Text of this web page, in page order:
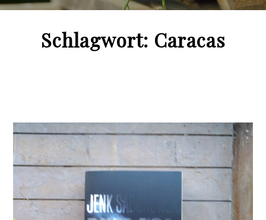
Schlagwort: Caracas